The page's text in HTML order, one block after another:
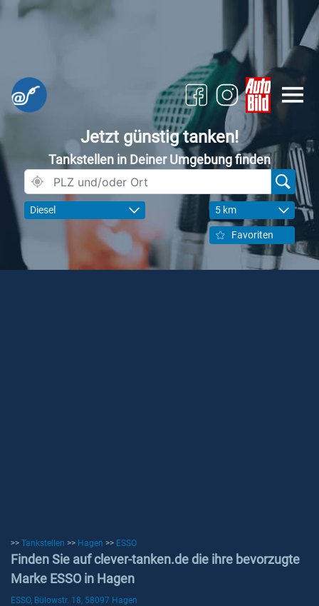
Jetzt günstig tanken!
Tankstellen in Deiner Umgebung finden
Diesel 5 km
Favoriten
>> Tankstellen >> Hagen >> ESSO
Finden Sie auf clever-tanken.de die ihre bevorzugte
Marke ESSO in Hagen
ESSO, Bülowstr. 18, 58097 Hagen